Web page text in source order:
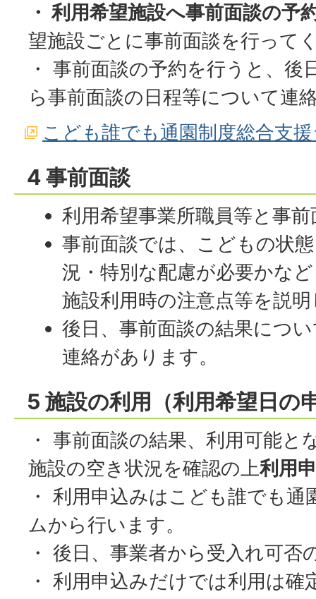
・ 利用希望施設へ事前面談の予
望施設ごとに事前面談を行って
・ 事前面談の予約を行うと、後
ら事前面談の日程等について連
こども誰でも通園制度総合支
4 事前面談
利用希望事業所職員等と事
事前面談では、こどもの状
況・特別な配慮が必要かな
施設利用時の注意点等を説
後日、事前面談の結果につ
連絡があります。
5 施設の利用（利用希望日の
・ 事前面談の結果、利用可能と
施設の空き状況を確認の上利用
・ 利用申込みはこども誰でも
ムから行います。
・ 後日、事業者から受入れ可否
・ 利用申込みだけでは利用は